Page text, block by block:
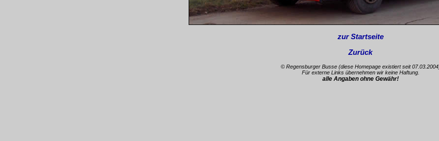
zur Startseite
Zurück
© Regensburger Busse (diese Homepage existiert seit
Für externe Links übernehmen wir keine Haftung.
alle Angaben ohne Gewähr!